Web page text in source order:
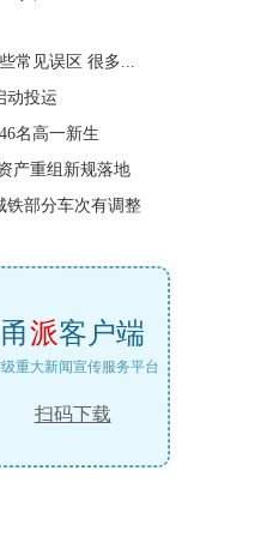
常见误区 很多...
动投运
名高一新生
产重组新规落地
铁部分车次有调整
甬派客户端
重大新闻宣传服务平台
扫码下载